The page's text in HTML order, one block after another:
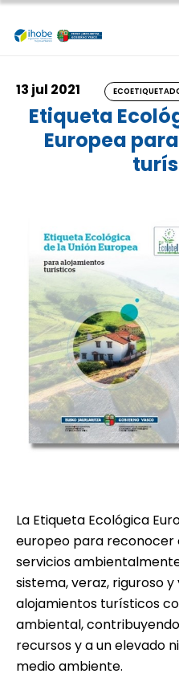
Pasar al contenido principal
13 jul 2021
Etiqueta
Europea
La Etiqueta Ecológica
europeo para
servicios
sistema, veraz, riguroso
alojamientos turísticos
ambiental,
recursos y a un elevado
medio ambiente.